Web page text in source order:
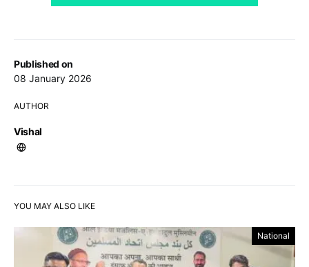
Published on
08 January 2026
AUTHOR
Vishal
YOU MAY ALSO LIKE
National